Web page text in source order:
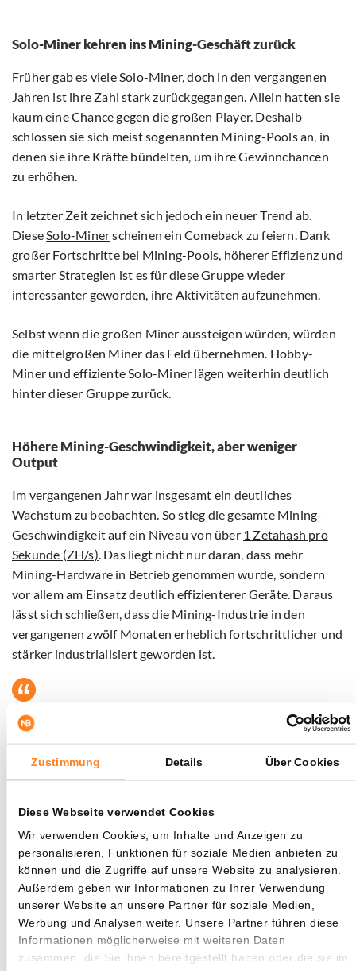
Zustimmung Details Über Cookies
Diese Webseite verwendet Cookies
Wir verwenden Cookies, um Inhalte und Anzeigen zu
personalisieren, Funktionen für soziale Medien anbieten zu
können und die Zugriffe auf unsere Website zu analysieren.
Außerdem geben wir Informationen zu Ihrer Verwendung
unserer Website an unsere Partner für soziale Medien,
Werbung und Analysen weiter. Unsere Partner führen diese
Informationen möglicherweise mit weiteren Daten
zusammen, die Sie ihnen bereitgestellt haben oder die sie im
Solo-Miner kehren ins Mining-Geschäft zurück
Früher gab es viele Solo-Miner, doch in den vergangenen
Jahren ist ihre Zahl stark zurückgegangen. Allein hatten sie
kaum eine Chance gegen die großen Player. Deshalb
schlossen sie sich meist sogenannten Mining-Pools an, in
denen sie ihre Kräfte bündelten, um ihre Gewinnchancen
zu erhöhen.
In letzter Zeit zeichnet sich jedoch ein neuer Trend ab.
DieseSolo-Minerscheinen ein Comeback zu feiern. Dank
großer Fortschritte bei Mining-Pools, höherer Effizienz und
smarter Strategien ist es für diese Gruppe wieder
interessanter geworden, ihre Aktivitäten aufzunehmen.
Selbst wenn die großen Miner aussteigen würden, würden
die mittelgroßen Miner das Feld übernehmen. Hobby-
Miner und effiziente Solo-Miner lägen weiterhin deutlich
hinter dieser Gruppe zurück.
Höhere Mining-Geschwindigkeit, aber weniger
Output
Im vergangenen Jahr war insgesamt ein deutliches
Wachstum zu beobachten. So stieg die gesamte Mining-
Geschwindigkeit auf ein Niveau von über 1 Zetahash pro
Sekunde (ZH/s). Das liegt nicht nur daran, dass mehr
Mining-Hardware in Betrieb genommen wurde, sondern
vor allem am Einsatz deutlich effizienterer Geräte. Daraus
lässt sich schließen, dass die Mining-Industrie in den
vergangenen zwölf Monaten erheblich fortschrittlicher und
stärker industrialisiert geworden ist.
Exactly 1 month ago: Global
Mining
Hashrate was
1,200,000,000,000,000,000,000x per second ⚡
November 26, 2025
Auffällig ist jedoch, dass trotz dieses Anstiegs der
tatsächlicheOutputsinkt. Kurz gesagt: Der Ertrag pro
Einheit Rechenleistung geht aufgrund der explodierenden
Konkurrenz zurück. In den vergangenen 12 Monaten
wurden rund 155.000 BTC neu gemined. In den 12